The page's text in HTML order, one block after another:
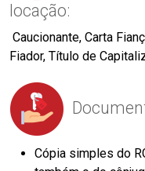
locação:
Caucionante, Carta
Fiador, Título de
Cópia simples do